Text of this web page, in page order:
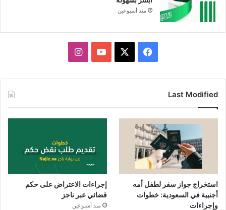
منذ أسبوعين
فيسبوك يوتيوبانستقرام
Last Modified
استخراج جواز سفر لطفل أمه
أجنبية في السعودية: خطوات
وإجراءات
إجراءات الاعتراض على حكم
قضائي عبر ناجز
منذ أسبوعين